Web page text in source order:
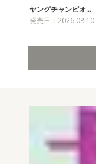
ヤングチャンピオ…
発売日：2026.08.10